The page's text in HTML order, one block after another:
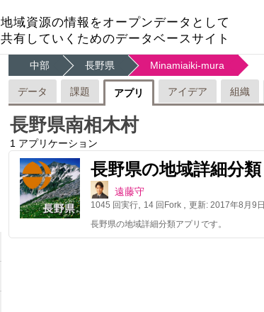
地域資源の情報をオープンデータとして
共有していくためのデータベースサイト
中部 長野県 Minamiaiki-mura
データ 課題 アプリ アイデア 組織
長野県南相木村
1 アプリケーション
長野県の地域詳細分類
遠藤守
1045 回実行 14 回Fork 更新: 2017年8月9日
長野県の地域詳細分類アプリです。